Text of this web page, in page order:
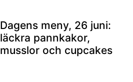
Dagens meny, 26 juni:
läckra pannkakor,
musslor och cupcakes